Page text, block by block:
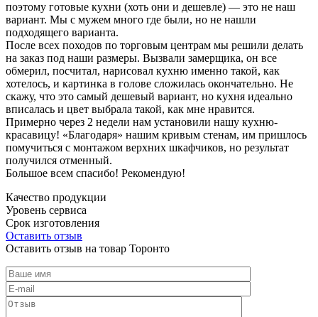
поэтому готовые кухни (хоть они и дешевле) — это не наш
вариант. Мы с мужем много где были, но не нашли
подходящего варианта.
После всех походов по торговым центрам мы решили делать
на заказ под наши размеры. Вызвали замерщика, он все
обмерил, посчитал, нарисовал кухню именно такой, как
хотелось, и картинка в голове сложилась окончательно. Не
скажу, что это самый дешевый вариант, но кухня идеально
вписалась и цвет выбрала такой, как мне нравится.
Примерно через 2 недели нам установили нашу кухню-
красавицу! «Благодаря» нашим кривым стенам, им пришлось
помучиться с монтажом верхних шкафчиков, но результат
получился отменный.
Большое всем спасибо! Рекомендую!
Качество продукции
Уровень сервиса
Срок изготовления
Оставить отзыв
Оставить отзыв на товар Торонто